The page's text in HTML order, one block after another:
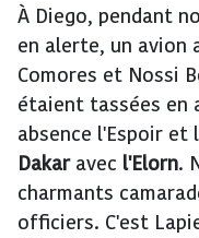
À Diego, pendant
en alerte, un avion
Comores et Nossi
étaient tassées en
absence l'Espoir
Dakaravec l'Elorn.
charmants
officiers. C'est